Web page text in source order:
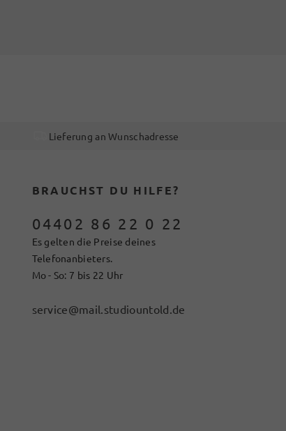
Lieferung an Wunschadresse
BRAUCHST DU HILFE?
04402 86 22 0 22
Es gelten die Preise deines
Telefonanbieters.
Mo - So: 7 bis 22 Uhr
service@mail.studiountold.de